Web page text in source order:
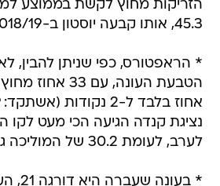
הזריקות מחוץ לקשת בממוצע
45.3, אותו קבעה יוסטון ב-2018/19.
* הראפטורס, כפי שניתן להבין,
לערב, לעומת 30.2 של המוליכה גולדן סטייט).
* בעונה